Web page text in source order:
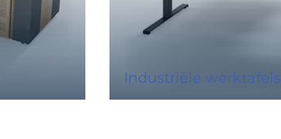
Industriële werktafels